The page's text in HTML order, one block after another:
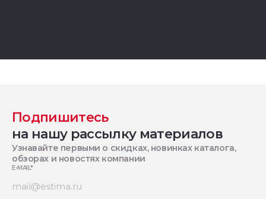
Подпишитесь
на нашу рассылку материалов
Узнавайте первыми о скидках, новинках каталога,
обзорах и новостях компании
E-MAIL*